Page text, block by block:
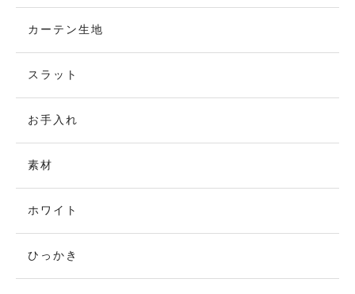
カーテン生地
スラット
お手入れ
素材
ホワイト
ひっかき